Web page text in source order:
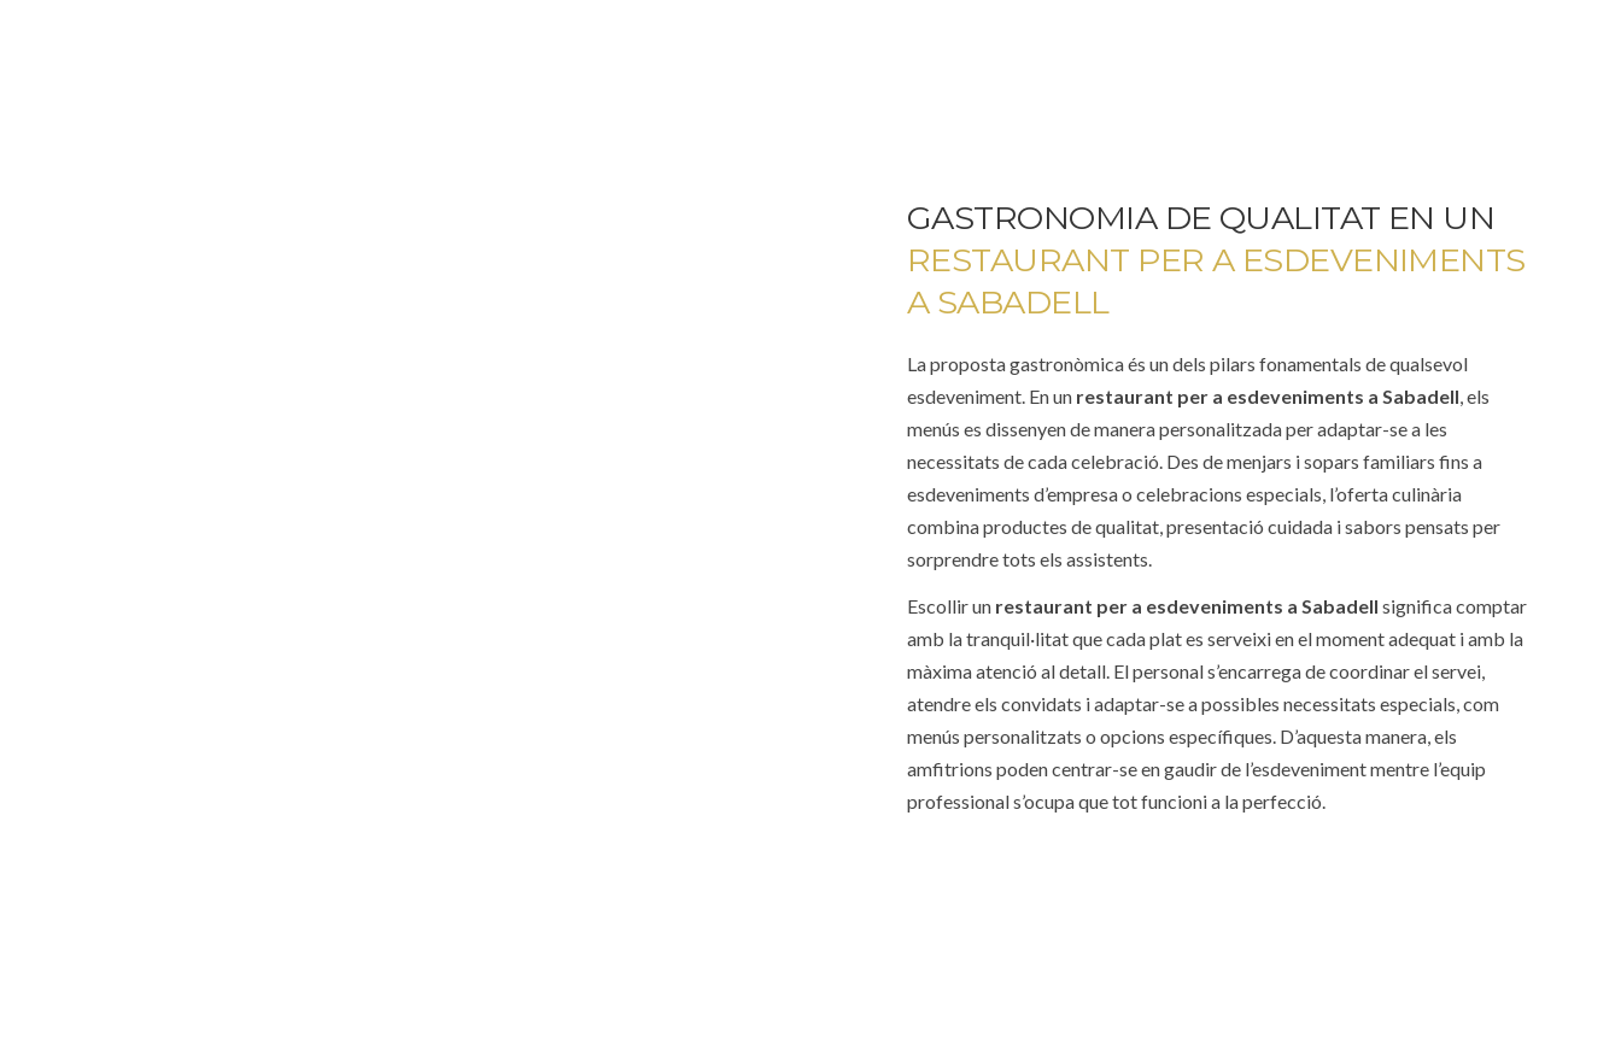
GASTRONOMIA DE QUALITAT EN UN
RESTAURANT PER A ESDEVENIMENTS
A SABADELL
La proposta gastronòmica és un dels pilars fonamentals de qualsevol
esdeveniment. En un restaurant per a esdeveniments a Sabadell, els
menús es dissenyen de manera personalitzada per adaptar-se a les
necessitats de cada celebració. Des de menjars i sopars familiars fins a
esdeveniments d’empresa o celebracions especials, l’oferta culinària
combina productes de qualitat, presentació cuidada i sabors pensats per
sorprendre tots els assistents.
Escollir un restaurant per a esdeveniments a Sabadell significa comptar
amb la tranquil·litat que cada plat es serveixi en el moment adequat i amb la
màxima atenció al detall. El personal s’encarrega de coordinar el servei,
atendre els convidats i adaptar-se a possibles necessitats especials, com
menús personalitzats o opcions específiques. D’aquesta manera, els
amfitrions poden centrar-se en gaudir de l’esdeveniment mentre l’equip
professional s’ocupa que tot funcioni a la perfecció.